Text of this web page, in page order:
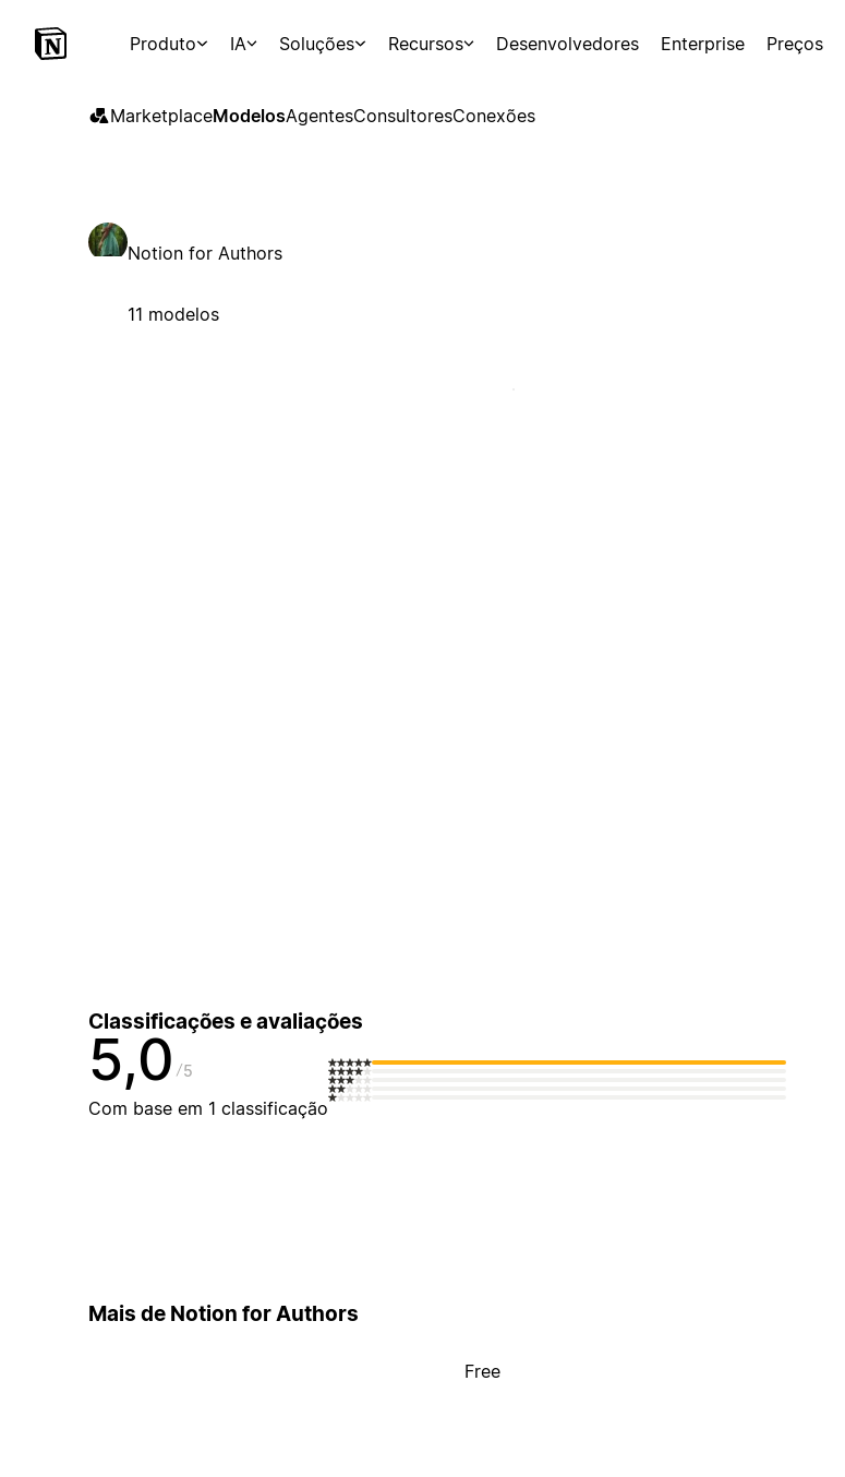
Produto IA Soluções Recursos Desenvolvedores Enterprise Preços
MarketplaceModelosAgentesConsultoresConexões
Notion for Authors
11 modelos
Classificações e avaliações
5,0 5
Com base em 1 classificação
Mais de Notion for Authors
Free